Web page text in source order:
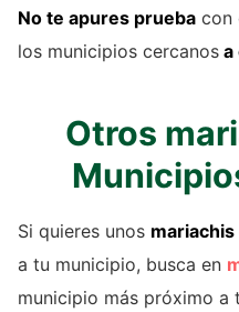
No te apures prueba con
los municipios cercanos a
Otros
Si quieres unos
a tu municipio, busca en
municipio más próximo